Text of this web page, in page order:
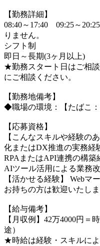
【勤務詳細】
08:40～17:40 09:25～
りません。
シフト制
即日～長期(3ヶ月以上)
★勤務スタート日はご相
にご相談ください。
【勤務地備考】
◆職場の環境：【たばこ：
【応募資格】
【こんなスキルや経験の
化またはDX推進の実務経
RPAまたはAPI連携の構築
AIツール活用による業務
【活かせる経験】 Webマ
お持ちの方は歓迎いたしま
【給与備考】
【月収例】42万4000円＝
途）
★時給は経験・スキルによ